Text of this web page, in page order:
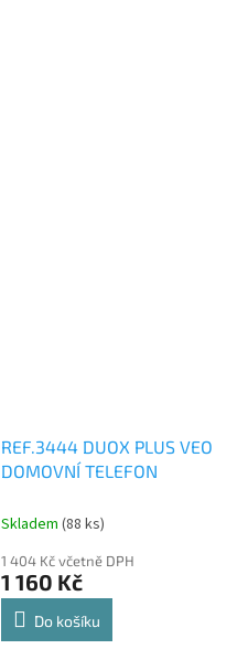
REF.3444 DUOX PLUS VEO
DOMOVNÍ TELEFON
Skladem (88 ks)
1 404 Kč včetně DPH
1 160 Kč
Do košíku